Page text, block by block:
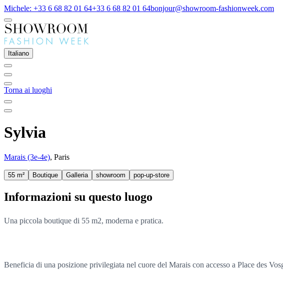
Michele: +33 6 68 82 01 64+33 6 68 82 01 64bonjour@showroom-fashionweek.com
Italiano
Torna ai luoghi
Sylvia
Marais (3e-4e), Paris
55 m² Boutique Galleria showroom pop-up-store
Informazioni su questo luogo
Una piccola boutique di 55 m2, moderna e pratica.
Beneficia di una posizione privilegiata nel cuore del Marais con accesso a Place des